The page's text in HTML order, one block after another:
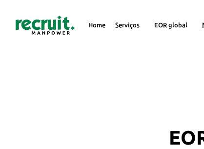
Home Serviços EOR global